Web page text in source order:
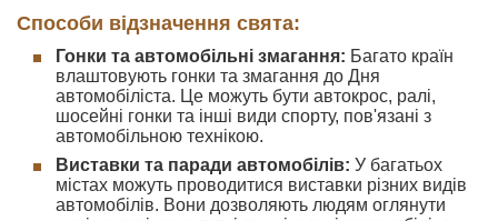
Способи відзначення свята:
Гонки та автомобільні змагання: Багато країн
влаштовують гонки та змагання до Дня
автомобіліста. Це можуть бути автокрос, ралі,
шосейні гонки та інші види спорту, пов'язані з
автомобільною технікою.
Виставки та паради автомобілів: У багатьох
містах можуть проводитися виставки різних видів
автомобілів. Вони дозволяють людям оглянути